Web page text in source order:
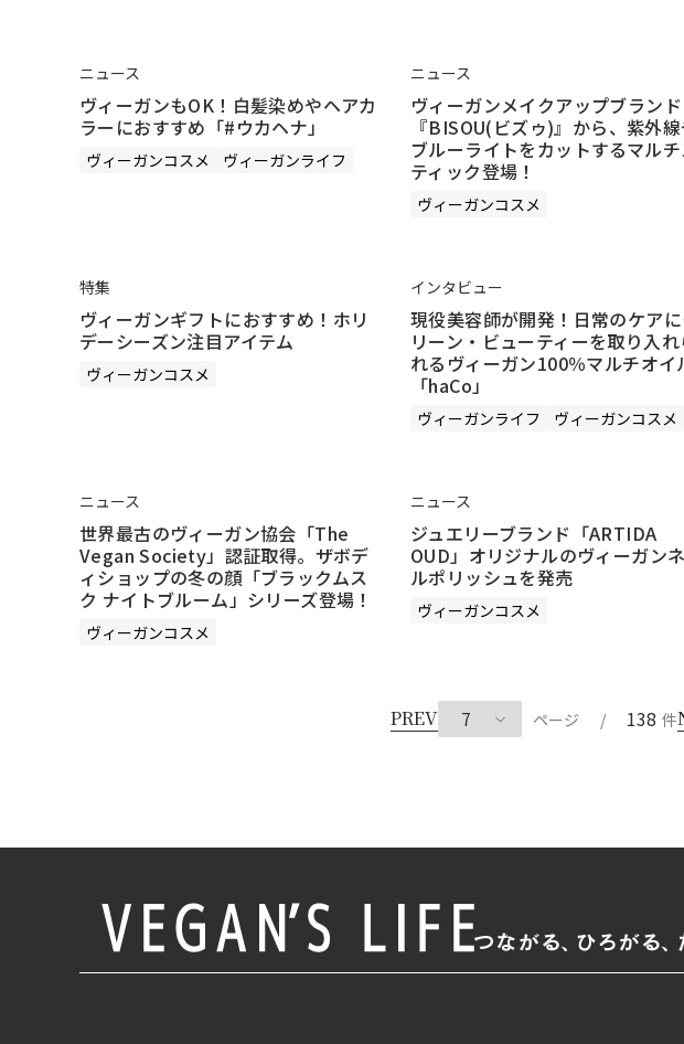
ニュース
ヴィーガンもOK！白髪染めやヘアカ
ラーにおすすめ「#ウカヘナ」
ヴィーガンコスメ ヴィーガンライフ
ニュース
ヴィーガンメイクアップブランド
『BISOU(ビズゥ)』から、紫外
ブルーライトをカットするマル
ティック登場！
ヴィーガンコスメ
特集
ヴィーガンギフトにおすすめ！ホリ
デーシーズン注目アイテム
ヴィーガンコスメ
インタビュー
現役美容師が開発！日常のケアに
リーン・ビューティーを取り入れ
れるヴィーガン100％マルチオイ
「haCo」
ヴィーガンライフ ヴィーガンコスメ
ニュース
世界最古のヴィーガン協会「The
Vegan Society」認証取得。ザボデ
ィショップの冬の顔「ブラックムス
ク ナイトブルーム」シリーズ登場！
ヴィーガンコスメ
ニュース
ジュエリーブランド「ARTIDA
OUD」オリジナルのヴィーガン
ルポリッシュを発売
ヴィーガンコスメ
PREV ページ / 138 件